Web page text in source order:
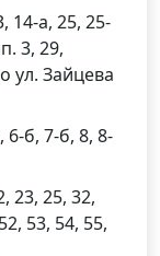
14-а, 25, 25-
3, 29,
ул. Зайцева
б, 7-б, 8, 8-
23, 25, 32,
53, 54, 55,